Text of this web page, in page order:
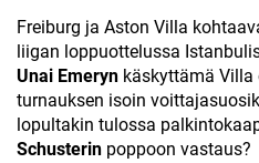
Freiburg ja Aston Villa
liigan loppuottelussa
Unai Emeryn käskyttämä Villa
turnauksen isoin
lopultakin tulossa
Schusterin poppoon vastaus?